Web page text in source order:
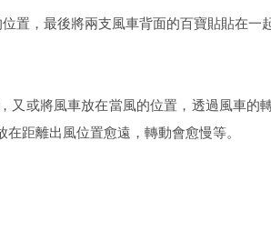
置，最後將兩支風車背面的百寶貼貼在一起
或將風車放在當風的位置，透過風車的
距離出風位置愈遠，轉動會愈慢等。